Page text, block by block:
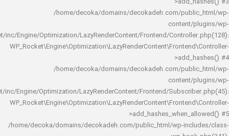
/home/decoka/domains/decokadeh.com/
rocket/inc/Engine/Optimization/LazyRenderContent/Frontend/
/home/decoka/domains/decokadeh.com/
rocket/inc/Engine/Optimization/LazyRenderContent/Frontend/
/home/decoka/domains/decokadeh.com/public_html/wp-